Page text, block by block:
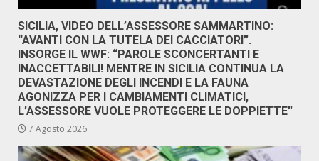
SICILIA, VIDEO DELL’ASSESSORE SAMMARTINO:
“AVANTI CON LA TUTELA DEI CACCIATORI”.
INSORGE IL WWF: “PAROLE SCONCERTANTI E
INACCETTABILI! MENTRE IN SICILIA CONTINUA LA
DEVASTAZIONE DEGLI INCENDI E LA FAUNA
AGONIZZA PER I CAMBIAMENTI CLIMATICI,
L’ASSESSORE VUOLE PROTEGGERE LE DOPPIETTE”
7 Agosto 2026